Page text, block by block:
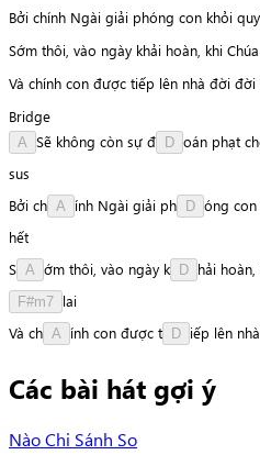
Bởi chính Ngài giải phóng con khỏi
Sớm thôi, vào ngày khải hoàn, khi
Và chính con được tiếp lên nhà đời đời
Bridge
A Sẽ không còn sự đ D oán phạt
sus
Bởi ch A ính Ngài giải ph D óng con
hết
S A ớm thôi, vào ngày k D hải hoàn,
F#m7 lai
Và ch A ính con được t D iếp lên nhà
Các bài hát gợi ý
Nào Chi Sánh So